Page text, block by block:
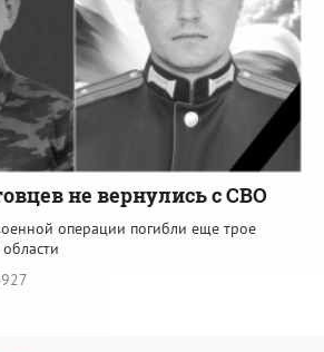
не вернулись с СВО
операции погибли еще трое